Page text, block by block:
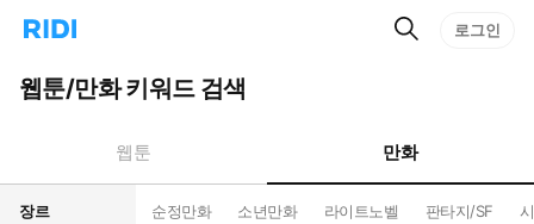
리
홈
으
턴
트
검
로그인
웹툰/만화 키워드 검색
웹툰 만화
장르 순정만화 소년만화 라이트노벨 판타지/SF